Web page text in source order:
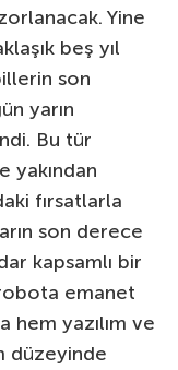
Yine
beş yıl
son
yarın
Bu tür
yakından
fırsatlarla
son derece
kapsamlı bir
emanet
hem yazılım ve
düzeyinde